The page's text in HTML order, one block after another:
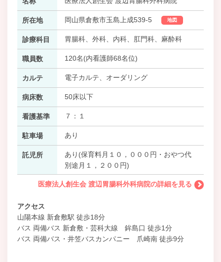
所在地 岡山県倉敷市玉島上成539-5 地図
診療科目 胃腸科、外科、内科、肛門科、麻酔科
職員数 120名(内看護師68名位)
カルテ 電子カルテ、オーダリング
病床数 50床以下
看護基準 ７：１
駐車場 あり
託児所
あり(保育料月１０，０００円・おやつ代
別途月１，２００円)
医療法人創生会 渡辺胃腸科外科病院の詳細を見る
アクセス
山陽本線 新倉敷駅 徒歩18分
バス 両備バス 新倉敷・芸科大線 鉾島口 徒歩1分
バス 両備バス・井笠バスカンパニー 爪崎南 徒歩9分